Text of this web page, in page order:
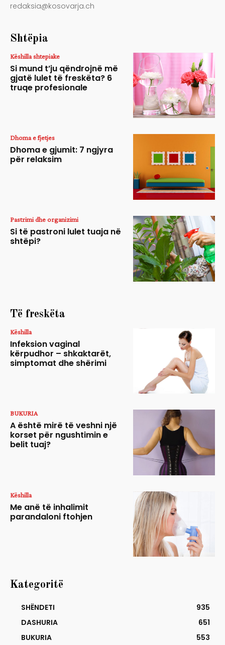
redaksia@kosovarja.ch
Shtëpia
Këshilla shtepiake
Si mund t’ju qëndrojnë më
gjatë lulet të freskëta? 6
truqe profesionale
Dhoma e fjetjes
Dhoma e gjumit: 7 ngjyra
për relaksim
Pastrimi dhe organizimi
Si të pastroni lulet tuaja në
shtëpi?
Të freskëta
Këshilla
Infeksion vaginal
kërpudhor – shkaktarët,
simptomat dhe shërimi
BUKURIA
A është mirë të veshni një
korset për ngushtimin e
belit tuaj?
Këshilla
Me anë të inhalimit
parandaloni ftohjen
Kategoritë
SHËNDETI
935
DASHURIA
651
BUKURIA
553